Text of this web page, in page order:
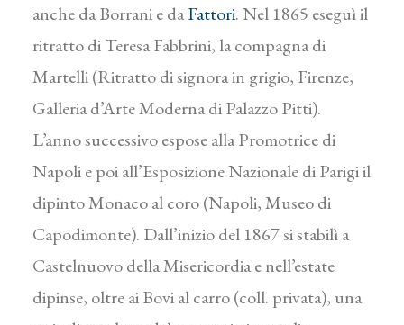
anche da Borrani e daFattori. Nel 1865 eseguì il
ritratto di Teresa Fabbrini, la compagna di
Martelli (Ritratto di signora in grigio, Firenze,
Galleria d’Arte Moderna di Palazzo Pitti).
L’anno successivo espose alla Promotrice di
Napoli e poi all’Esposizione Nazionale di Parigi il
dipinto Monaco al coro (Napoli, Museo di
Capodimonte). Dall’inizio del 1867 si stabilì a
Castelnuovo della Misericordia e nell’estate
dipinse, oltre ai Bovi al carro (coll. privata), una